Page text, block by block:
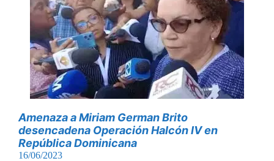
Amenaza a Miriam German Brito
desencadena Operación Halcón IV en
República Dominicana
16/06/2023